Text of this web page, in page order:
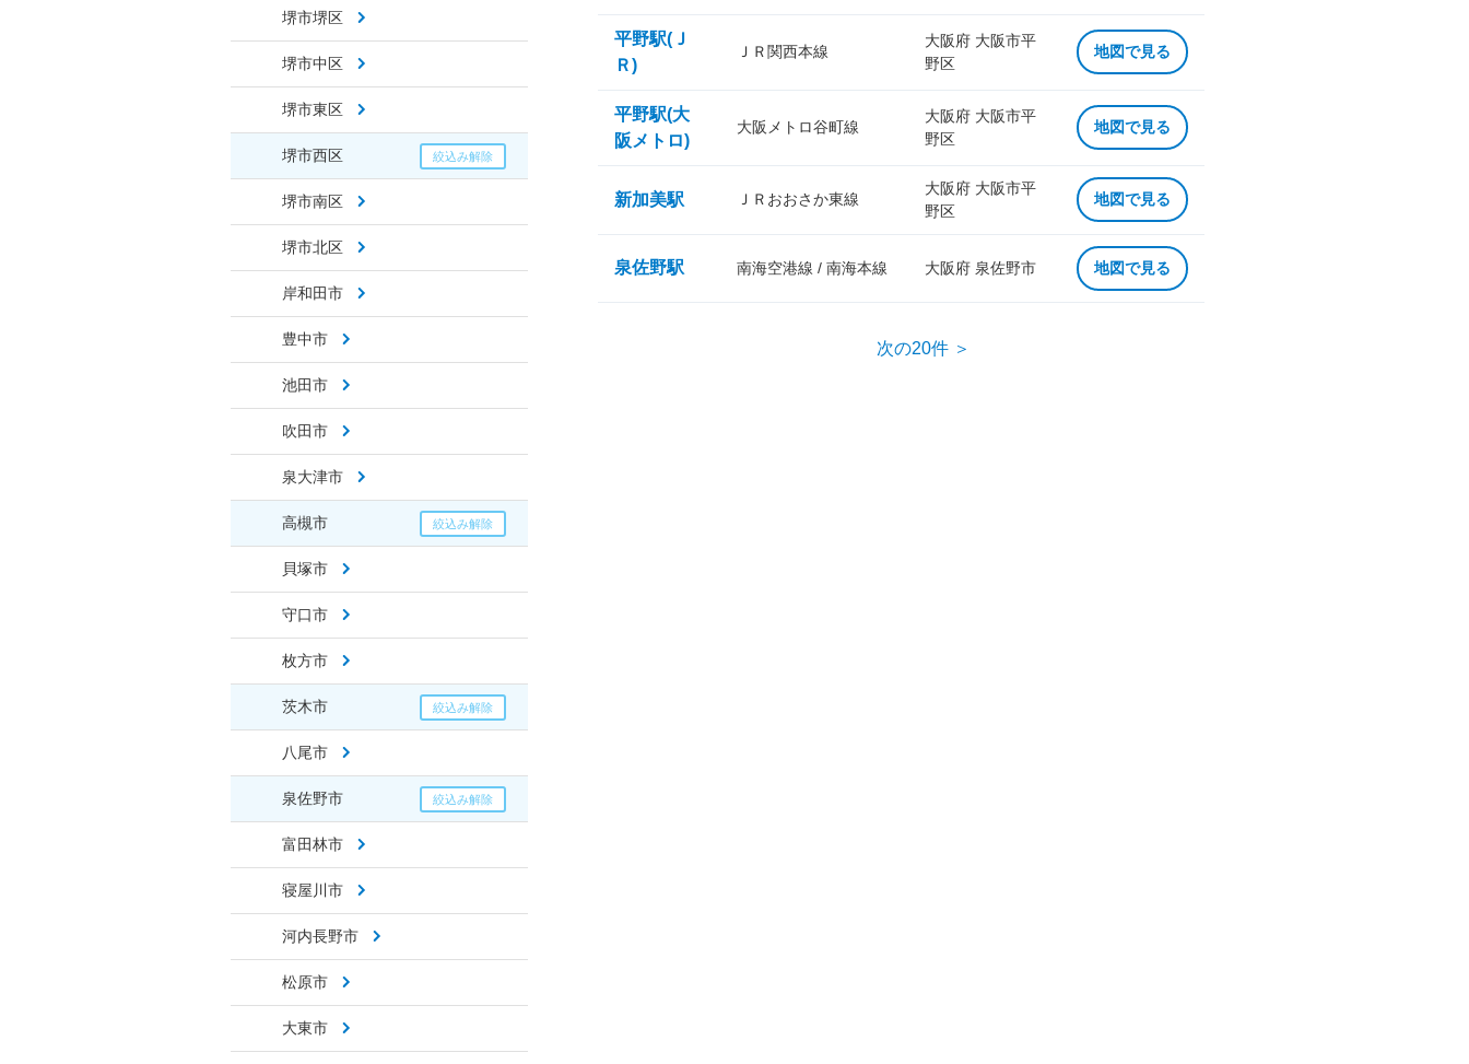
堺市堺区
堺市中区
堺市東区
堺市西区
堺市南区
堺市北区
岸和田市
豊中市
池田市
吹田市
泉大津市
高槻市
貝塚市
守口市
枚方市
茨木市
八尾市
泉佐野市
富田林市
寝屋川市
河内長野市
松原市
大東市
平野駅(Ｊ
Ｒ)
ＪＲ関西本線
大阪府 大阪市平
野区
地図で見る
平野駅(大
阪メトロ)
大阪メトロ谷町線
大阪府 大阪市平
野区
地図で見る
新加美駅 ＪＲおおさか東線
大阪府 大阪市平
野区
地図で見る
泉佐野駅 南海空港線 / 南海本線 大阪府 泉佐野市 地図で見る
次の20件 ＞